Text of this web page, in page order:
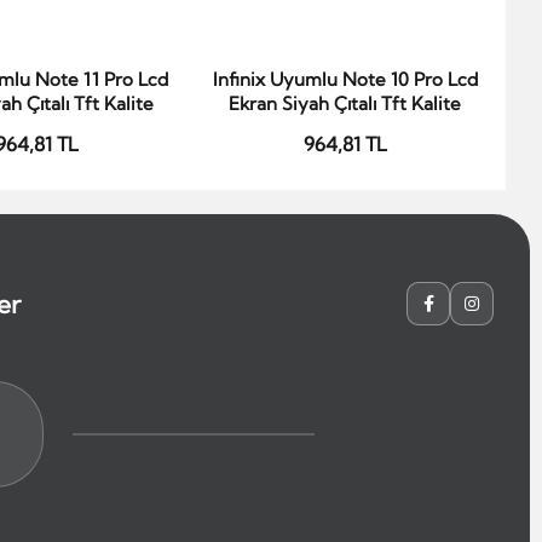
Ekle
Note 11 Pro Lcd
Çıtalı Tft Kalite
TL
Sepete Ekle
Infinix Uyumlu Note 10 Pro Lcd
Ekran Siyah Çıtalı Tft Kalite
964,81 TL